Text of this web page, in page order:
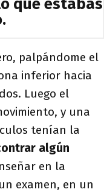
palpándome el
inferior hacia
Luego el
y una
tenían la
algún
en la
examen, en un